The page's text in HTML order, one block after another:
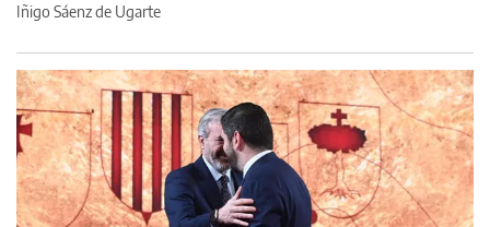
Iñigo Sáenz de Ugarte